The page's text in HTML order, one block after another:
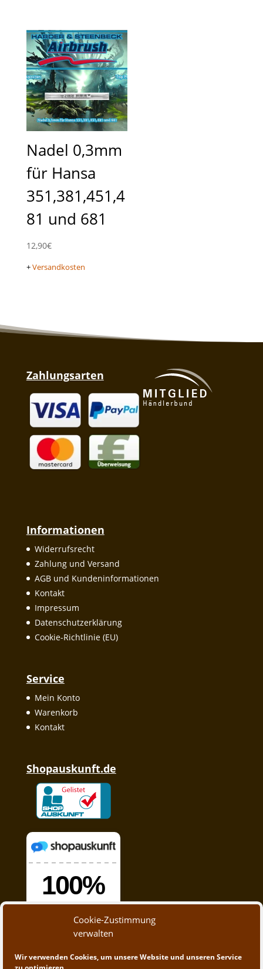
Cookie-Zustimmung
verwalten
Wir verwenden Cookies, um unsere Website und unseren Service
Nadel 0,3mm
für Hansa
351,381,451,4
81 und 681
12,90€
+Versandkosten
Zahlungsarten
Informationen
Widerrufsrecht
Zahlung und Versand
AGB und Kundeninformationen
Kontakt
Impressum
Datenschutzerklärung
Cookie-Richtlinie (EU)
Service
Mein Konto
Warenkorb
Kontakt
Shopauskunft.de